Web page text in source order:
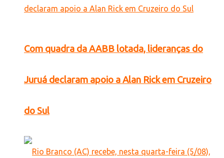
Com quadra da AABB lotada, lideranças do
Juruá declaram apoio a Alan Rick em Cruzeiro
do Sul